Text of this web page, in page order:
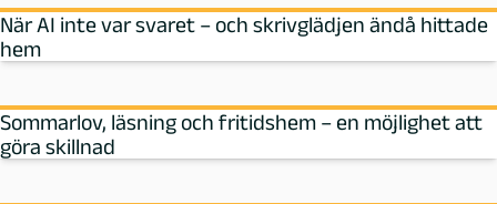
När AI inte var svaret – och skrivglädjen ändå hittade
hem
Sommarlov, läsning och fritidshem – en möjlighet att
göra skillnad